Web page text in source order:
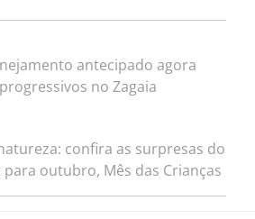
antecipado agora
no Zagaia
confira as surpresas do
para outubro, Mês das Crianças